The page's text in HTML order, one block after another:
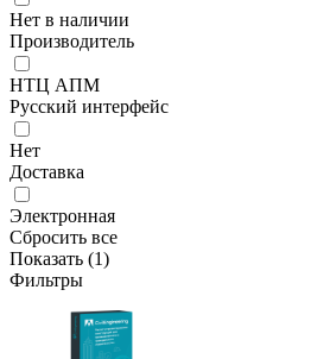
Нет в наличии
Производитель
НТЦ АПМ
Русский интерфейс
Нет
Доставка
Электронная
Сбросить все
Показать (1)
Фильтры